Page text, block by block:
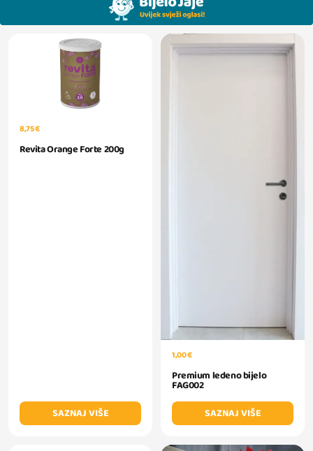
8,75 €
Revita Orange Forte 200g
SAZNAJ VIŠE
1,00 €
Premium ledeno bijelo
FAG002
SAZNAJ VIŠE